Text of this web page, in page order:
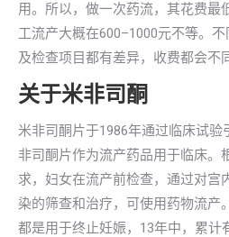
用。所以，做一次药流，其花费最
工流产大概在600–1000元不等。
及检查项目都有差异，收费都会不
关于米非司酮
米非司酮片于1986年通过临床试验
非司酮片作为流产药品用于临床。
求，妇女在流产前检查，通过对宫
染的筛查和治疗，可使用药物流产
都是用于终止妊娠，13年中，累计